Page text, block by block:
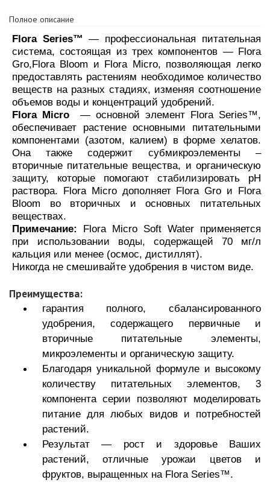
Полное описание
Flora Series™ — профессиональная питательная
система, состоящая из трех компонентов — Flora
Gro,Flora Bloom и Flora Micro, позволяющая легко
предоставлять растениям необходимое количество
веществ на разных стадиях, изменяя соотношение
объемов воды и концентраций удобрений.
Flora Micro
— основной элемент Flora Series™,
обеспечивает растение основными питательными
компонентами (азотом, калием) в форме хелатов.
Она также содержит субмикроэлементы –
вторичные питательные вещества, и органическую
защиту, которые помогают стабилизировать pH
раствора. Flora Micro дополняет Flora Gro и Flora
Bloom во вторичных и основных питательных
веществах.
Примечание: Flora Micro Soft Water применяется
при использовании воды, содержащей 70 мг/л
кальция или менее (осмос, дистиллят).
Никогда не смешивайте удобрения в чистом виде.
Преимущества:
гарантия полного, сбалансированного
удобрения, содержащего первичные и
вторичные питательные элементы,
микроэлементы и органическую защиту.
Благодаря уникальной формуле и высокому
количеству питательных элементов, 3
компонента серии позволяют моделировать
питание для любых видов и потребностей
растений.
Результат — рост и здоровье Ваших
растений, отличные урожаи цветов и
фруктов, выращенных на Flora Series™.